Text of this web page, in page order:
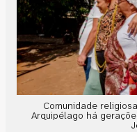
Comunidade
Arquipélago há